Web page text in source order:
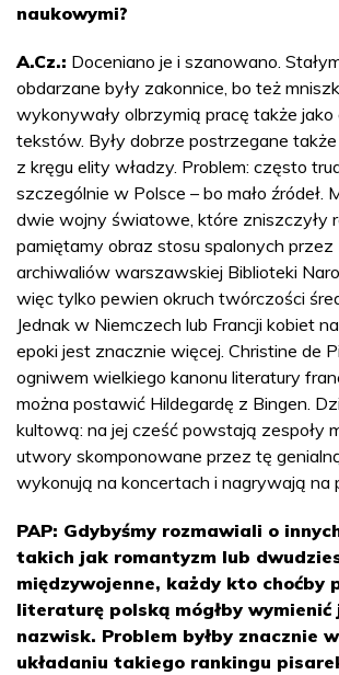
naukowymi?
A.Cz.: Doceniano je i szanowano.
obdarzane były zakonnice, bo też
wykonywały olbrzymią pracę także jako
tekstów. Były dobrze postrzegane
z kręgu elity władzy. Problem: często
szczególnie w Polsce – bo mało źródeł.
dwie wojny światowe, które zniszczyły
pamiętamy obraz stosu spalonych
archiwaliów warszawskiej Biblioteki
więc tylko pewien okruch twórczości
Jednak w Niemczech lub Francji kobiet
epoki jest znacznie więcej. Christine de
ogniwem wielkiego kanonu literatury
można postawić Hildegardę z Bingen.
kultową: na jej cześć powstają zespoły
utwory skomponowane przez tę
wykonują na koncertach i nagrywają na
PAP: Gdybyśmy rozmawiali o
takich jak romantyzm lub
międzywojenne, każdy kto choćby
literaturę polską mógłby wymienić
nazwisk. Problem byłby znacznie
układaniu takiego rankingu